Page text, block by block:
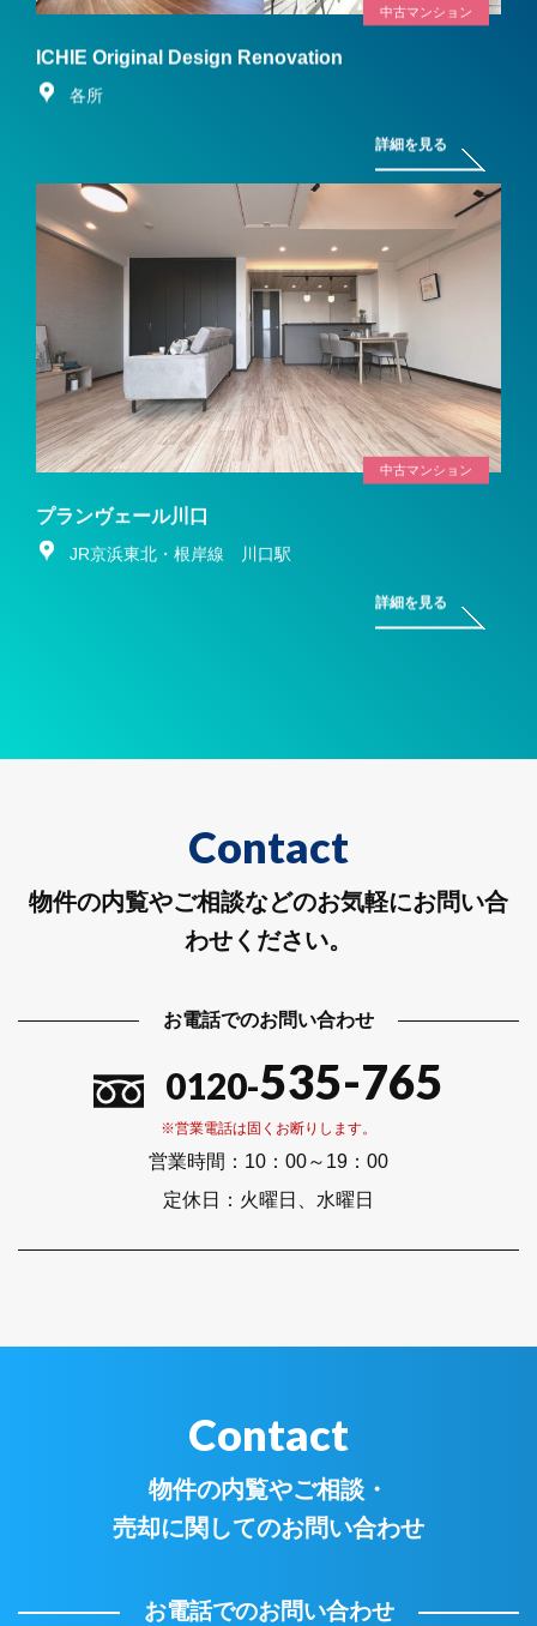
中古マンション
ICHIE Original Design Renovation
各所
詳細を見る
中古マンション
プランヴェール川口
JR京浜東北・根岸線 川口駅
詳細を見る
Contact
物件の内覧やご相談などのお気軽にお問い合
わせください。
お電話でのお問い合わせ
0120-535-765
※営業電話は固くお断りします。
営業時間： 10：00～19：00
定休日： 火曜日、水曜日
Contact
物件の内覧やご相談・
売却に関してのお問い合わせ
お電話でのお問い合わせ